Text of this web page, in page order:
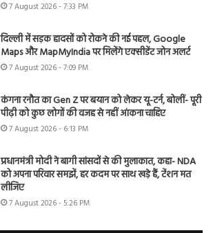
7 August 2026 - 7:33 PM
दिल्ली में सड़क हादसों को रोकने की नई पहल, Google
Maps और MapMyIndia पर मिलेंगे एक्सीडेंट जोन अलर्ट
7 August 2026 - 7:09 PM
कंगना रनौत का Gen Z पर बयान को लेकर यू-टर्न, बोलीं- पूरी
पीढ़ी को कुछ लोगों की वजह से नहीं आंकना चाहिए
7 August 2026 - 6:13 PM
प्रधानमंत्री मोदी ने बागी सांसदों से की मुलाकात, कहा- NDA
को अपना परिवार समझें, हर कदम पर साथ खड़े हैं, टेंशन मत
लीजिए
7 August 2026 - 5:26 PM